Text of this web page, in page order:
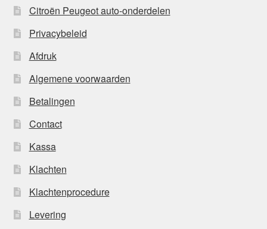
Citroën Peugeot auto-onderdelen
Privacybeleid
Afdruk
Algemene voorwaarden
Betalingen
Contact
Kassa
Klachten
Klachtenprocedure
Levering